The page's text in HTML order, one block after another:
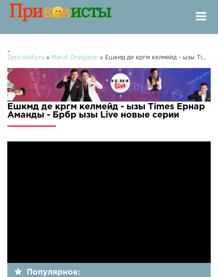
-
2pricolisty.ru » Marat Oralgazin » Ешкмд де кргм келмейд - ызы Times Ернар Аманды - Брбр ызы Live
Ешкмд де кргм келмейд - ызы Times Ернар
Аманды - Брбр ызы Live новые серии
Популярное: